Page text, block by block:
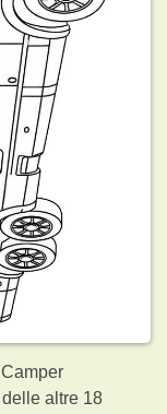
altre 18